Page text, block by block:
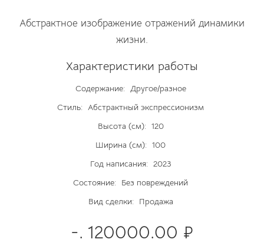
Абстрактное изображение отражений динамики
жизни.
Характеристики работы
Содержание: Другое/разное
Стиль: Абстрактный экспрессионизм
Высота (см): 120
Ширина (см): 100
Год написания: 2023
Состояние:
Без повреждений
Вид сделки:
Продажа
-. 120000.00 ₽